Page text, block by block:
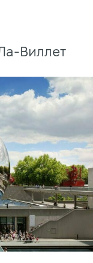
Виллет